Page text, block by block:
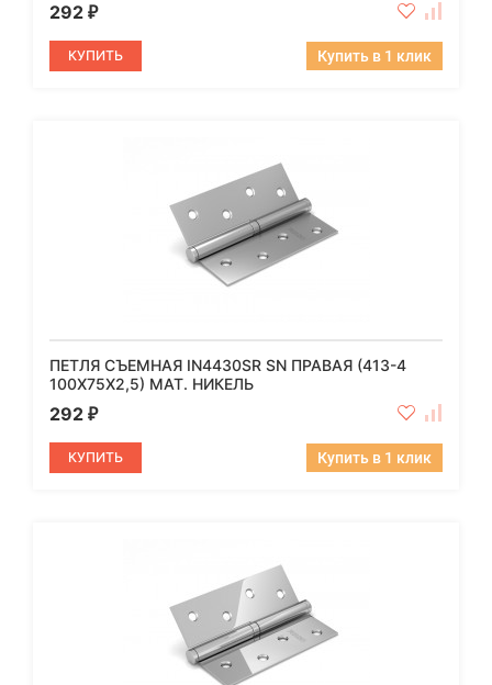
292 ₽
КУПИТЬ Купить в 1 клик
ПЕТЛЯ СЪЕМНАЯ IN4430SR SN ПРАВАЯ (413-4
100X75X2,5) МАТ. НИКЕЛЬ
292 ₽
КУПИТЬ Купить в 1 клик